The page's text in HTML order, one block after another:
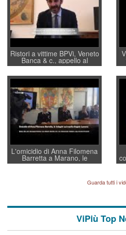
Ristori a vittime BPVi, Veneto
Banca & c., appello al
sottosegretario Alessio
Villarosa: per mettere ordine
convochi con Di Maio CNCU
a supporto della cabina di
regia al Mef
L'omicidio di Anna Filomena
Barretta a Marano, le
indagini dei carabinieri di
Lavarra: più avvincenti di
quelle di... Barbara D'UrsoGuarda tutti i
ViPiù Top